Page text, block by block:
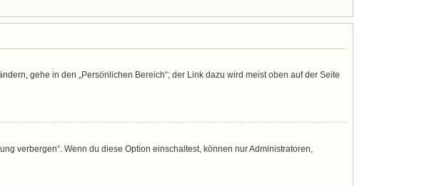
gehe in den „Persönlichen Bereich“; der Link dazu wird meist oben auf der Seite
verbergen“. Wenn du diese Option einschaltest, können nur Administratoren,